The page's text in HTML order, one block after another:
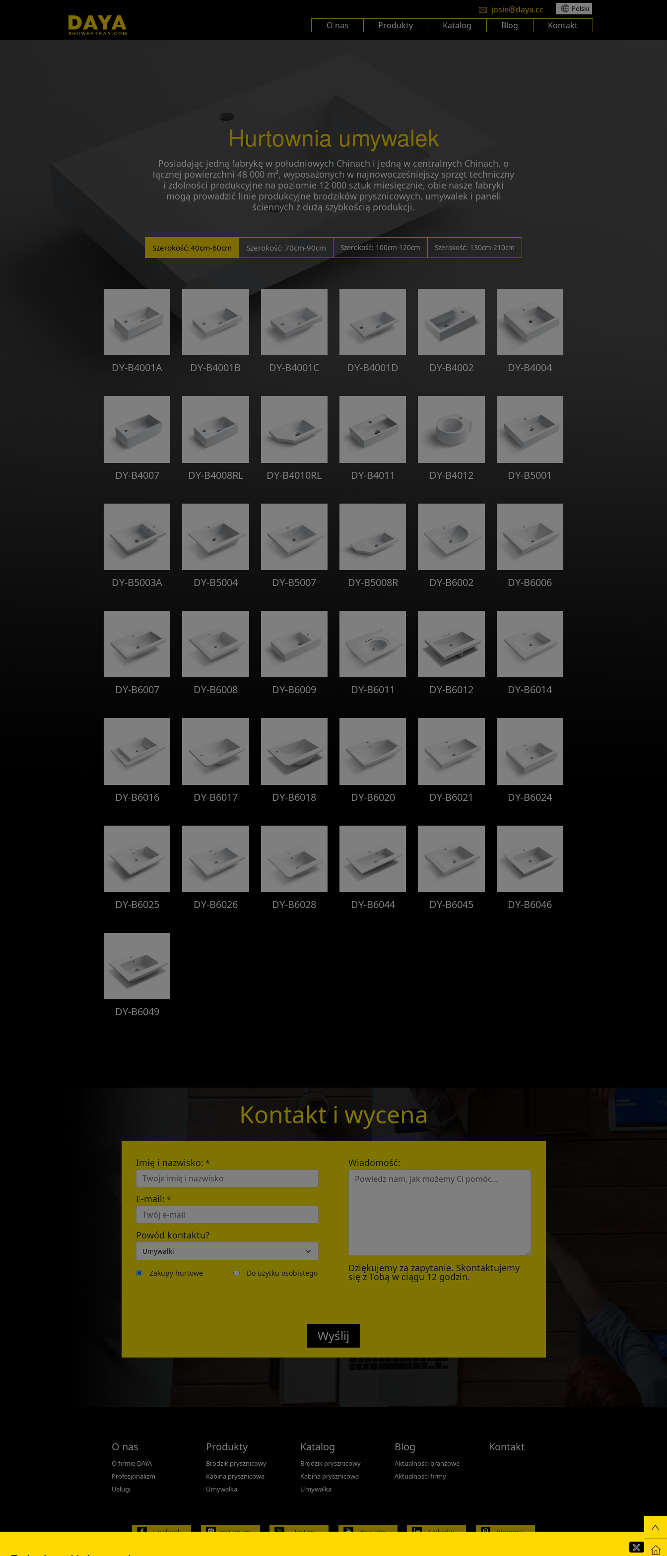
josie@daya.cc Polski
O nas Produkty Katalog Blog Kontakt
Hurtownia umywalek
Posiadając jedną fabrykę w południowych Chinach i jedną w centralnych Chinach, o
łącznej powierzchni 48 000 m², wyposażonych w najnowocześniejszy sprzęt techniczny
i zdolności produkcyjne na poziomie 12 000 sztuk miesięcznie, obie nasze fabryki
mogą prowadzić linie produkcyjne brodzików prysznicowych, umywalek i paneli
ściennych z dużą szybkością produkcji.
Szerokość: 40cm-60cm Szerokość: 70cm-90cm Szerokość: 100cm-120cm Szerokość: 130cm-210cm
DY-B4001A DY-B4001B DY-B4001C DY-B4001D DY-B4002 DY-B4004
DY-B4007 DY-B4008RL DY-B4010RL DY-B4011 DY-B4012 DY-B5001
DY-B5003A DY-B5004 DY-B5007 DY-B5008R DY-B6002 DY-B6006
DY-B6007 DY-B6008 DY-B6009 DY-B6011 DY-B6012 DY-B6014
DY-B6016 DY-B6017 DY-B6018 DY-B6020 DY-B6021 DY-B6024
DY-B6025 DY-B6026 DY-B6028 DY-B6044 DY-B6045 DY-B6046
DY-B6049
Kontakt i wycena
Imię i nazwisko: *
E-mail: *
Powód kontaktu?
Zakupy hurtowe Do użytku osobistego
Wiadomość:
Dziękujemy za zapytanie. Skontaktujemy
się z Tobą w ciągu 12 godzin.
Wyślij
O nas
O firmie DAYA
Profesjonalizm
Usługi
Produkty
Brodzik prysznicowy
Kabina prysznicowa
Umywalka
Katalog
Brodzik prysznicowy
Kabina prysznicowa
Umywalka
Blog
Aktualności branżowe
Aktualności firmy
Kontakt
Facebook Instagram Twitter YouTube LinkedIn Pinterest
✖